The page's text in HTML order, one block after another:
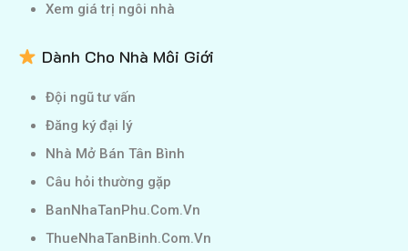
Xem giá trị ngôi nhà
Dành Cho Nhà Môi Giới
Đội ngũ tư vấn
Đăng ký đại lý
Nhà Mở Bán Tân Bình
Câu hỏi thường gặp
BanNhaTanPhu.Com.Vn
ThueNhaTanBinh.Com.Vn